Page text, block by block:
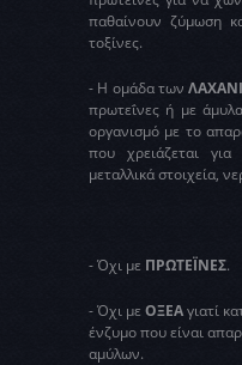
παθαίνουν ζύμωση
τοξίνες.
- Η ομάδα των
πρωτεΐνες ή με
οργανισμό με το
που χρειάζεται
μεταλλικά στοιχεία,
- Όχι με ΠΡΩΤΕΪΝΕΣ.
- Όχι με ΟΞΕΑγιατί
ένζυμο που είναι
αμύλων.